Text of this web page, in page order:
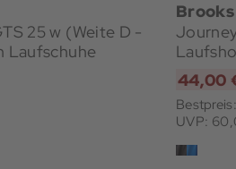
25 w (Weite D -
Laufschuhe
Brooks
44,00
UVP: